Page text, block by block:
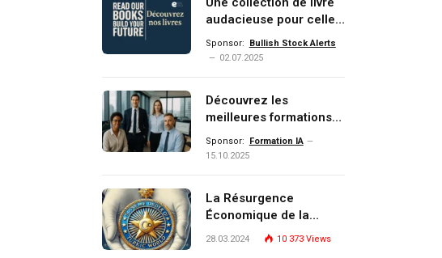
audacieuse pour celles
et ceux qui veulent
comprendre, investir et
Sponsor:
Bullish Stock Alerts
02.07.2025
Découvrez les
meilleures formations
Data, IA, automatisation
et investissement
écosystème d’experts
Sponsor:
Formation IA
15.10.2025
La Résurgence
Économique de la
Turquie : Naviguer dans
28.03.2024 10 373 Views